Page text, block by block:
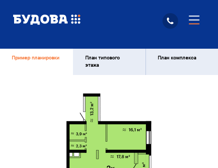
Пример планировки
План типового
этажа
План комплекса